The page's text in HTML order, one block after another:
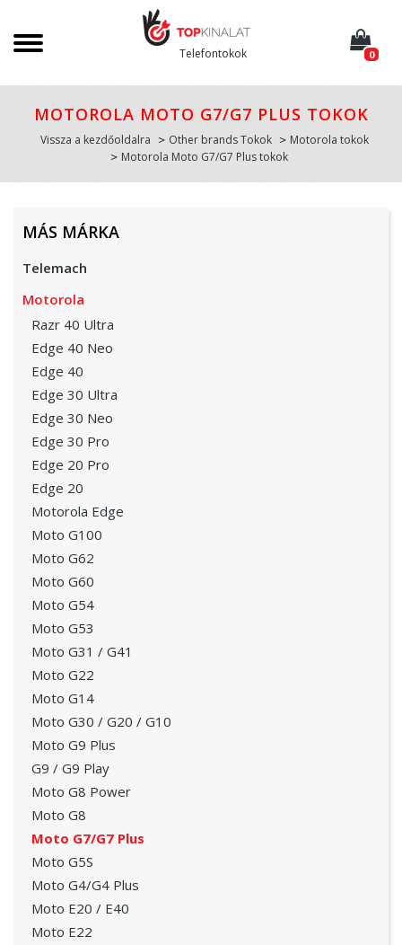
Telefontokok 0
MOTOROLA MOTO G7/G7 PLUS TOKOK
Vissza a kezdőoldalra Other brands Tokok
Motorola tokok
Motorola Moto G7/G7 Plus tokok
MÁS MÁRKA
Telemach
Motorola
Razr 40 Ultra
Edge 40 Neo
Edge 40
Edge 30 Ultra
Edge 30 Neo
Edge 30 Pro
Edge 20 Pro
Edge 20
Motorola Edge
Moto G100
Moto G62
Moto G60
Moto G54
Moto G53
Moto G31 / G41
Moto G22
Moto G14
Moto G30 / G20 / G10
Moto G9 Plus
G9 / G9 Play
Moto G8 Power
Moto G8
Moto G7/G7 Plus
Moto G5S
Moto G4/G4 Plus
Moto E20 / E40
Moto E22